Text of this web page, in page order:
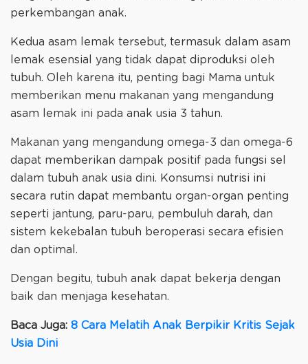
perkembangan anak.
Kedua asam lemak tersebut, termasuk dalam asam
lemak esensial yang tidak dapat diproduksi oleh
tubuh. Oleh karena itu, penting bagi Mama untuk
memberikan menu makanan yang mengandung
asam lemak ini pada anak usia 3 tahun.
Makanan yang mengandung omega-3 dan omega-6
dapat memberikan dampak positif pada fungsi sel
dalam tubuh anak usia dini. Konsumsi nutrisi ini
secara rutin dapat membantu organ-organ penting
seperti jantung, paru-paru, pembuluh darah, dan
sistem kekebalan tubuh beroperasi secara efisien
dan optimal.
Dengan begitu, tubuh anak dapat bekerja dengan
baik dan menjaga kesehatan.
Baca Juga: 8 Cara Melatih Anak Berpikir Kritis Sejak
Usia Dini